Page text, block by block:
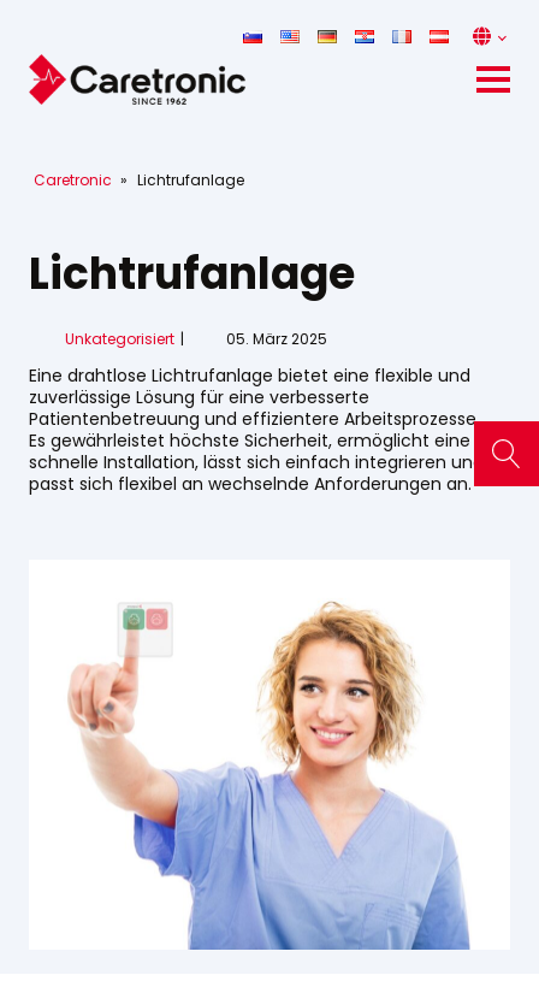
Caretronic » Lichtrufanlage
Lichtrufanlage
Unkategorisiert 05. März 2025
Eine drahtlose Lichtrufanlage bietet eine flexible und
zuverlässige Lösung für eine verbesserte
Patientenbetreuung und effizientere Arbeitsprozesse.
Es gewährleistet höchste Sicherheit, ermöglicht eine
schnelle Installation, lässt sich einfach integrieren und
passt sich flexibel an wechselnde Anforderungen an.